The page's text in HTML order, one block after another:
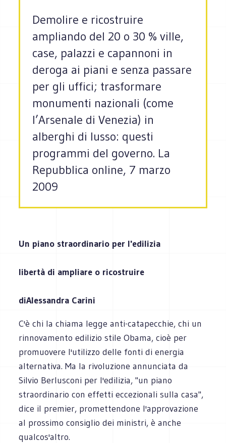
Demolire e ricostruire
ampliando del 20 o 30 % ville,
case, palazzi e capannoni in
deroga ai piani e senza passare
per gli uffici; trasformare
monumenti nazionali (come
l’Arsenale di Venezia) in
alberghi di lusso: questi
programmi del governo. La
Repubblica online, 7 marzo
2009
Un piano straordinario per l'edilizia
libertà di ampliare o ricostruire
diAlessandra Carini
C'è chi la chiama legge anti-catapecchie, chi un
rinnovamento edilizio stile Obama, cioè per
promuovere l'utilizzo delle fonti di energia
alternativa. Ma la rivoluzione annunciata da
Silvio Berlusconi per l'edilizia, "un piano
straordinario con effetti eccezionali sulla casa",
dice il premier, promettendone l'approvazione
al prossimo consiglio dei ministri, è anche
qualcos'altro.